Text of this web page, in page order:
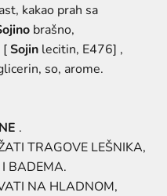
kakao prah sa
brašno,
[Sojin lecitin, E476] ,
so, arome.
.
TRAGOVE LEŠNIKA,
BADEMA.
NA HLADNOM,